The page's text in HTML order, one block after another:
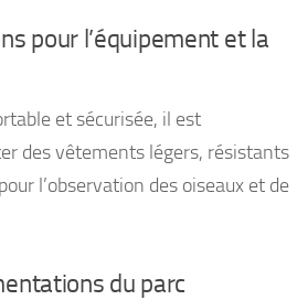
pour l’équipement et la
et sécurisée, il est
des vêtements légers, résistants
l’observation des oiseaux et de
du parc